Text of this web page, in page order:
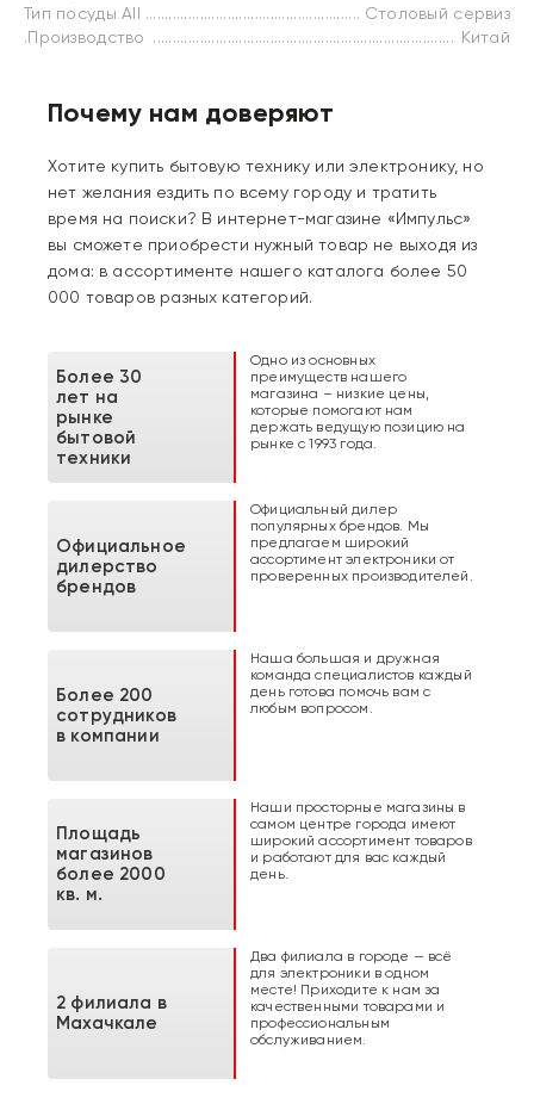
Тип посуды All
Столовый сервиз
.Производство
Китай
Почему нам доверяют
Хотите купить бытовую технику или электронику, но
нет желания ездить по всему городу и тратить
время на поиски? В интернет-магазине «Импульс»
вы сможете приобрести нужный товар не выходя из
дома: в ассортименте нашего каталога более 50
000 товаров разных категорий.
Более 30
лет на
рынке
бытовой
техники
Одно из основных
преимуществ нашего
магазина – низкие цены,
которые помогают нам
держать ведущую позицию на
рынке с 1993 года.
Официальное
дилерство
брендов
Официальный дилер
популярных брендов. Мы
предлагаем широкий
ассортимент электроники от
проверенных производителей.
Более 200
сотрудников
в компании
Наша большая и дружная
команда специалистов каждый
день готова помочь вам с
любым вопросом.
Площадь
магазинов
более 2000
кв. м.
Наши просторные магазины в
самом центре города имеют
широкий ассортимент товаров
и работают для вас каждый
день.
2 филиала в
Махачкале
Два филиала в городе — всё
для электроники в одном
месте! Приходите к нам за
качественными товарами и
профессиональным
обслуживанием.